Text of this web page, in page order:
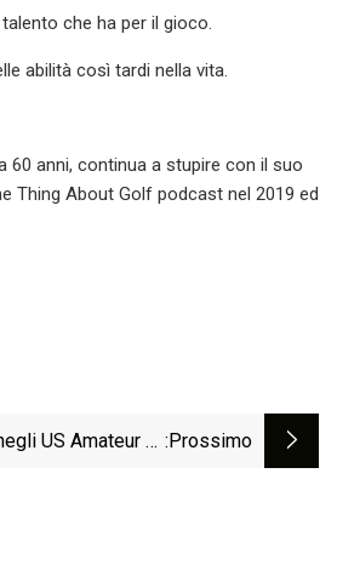
che ha per il gioco.
abilità così tardi nella vita.
anni, continua a stupire con il suo
Thing About Golf podcast nel 2019 ed
US Amateur ha :Prossimo